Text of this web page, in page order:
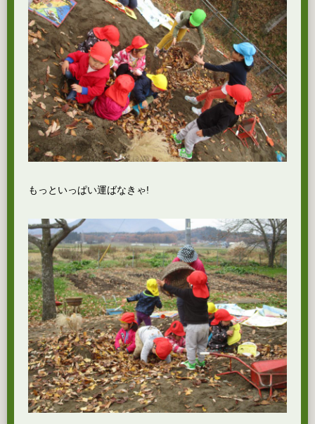
もっといっぱい運ばなきゃ!